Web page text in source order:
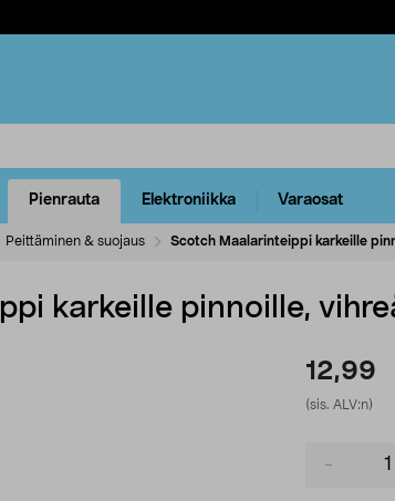
Pienrauta Elektroniikka Varaosat
Peittäminen & suojaus Scotch Maalarinteippi karkeille
karkeille pinnoille,
12,99
(sis. ALV:n)